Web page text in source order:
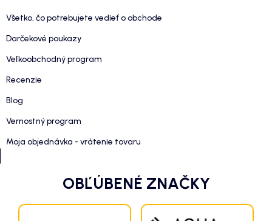
Všetko, čo potrebujete vedieť o obchode
Darčekové poukazy
Veľkoobchodný program
Recenzie
Blog
Vernostný program
Moja objednávka - vrátenie tovaru
OBĽÚBENÉ ZNAČKY